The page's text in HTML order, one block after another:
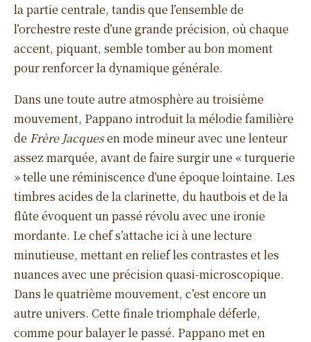
la partie centrale, tandis que l’ensemble de
l’orchestre reste d’une grande précision, où chaque
accent, piquant, semble tomber au bon moment
pour renforcer la dynamique générale.
Dans une toute autre atmosphère au troisième
mouvement, Pappano introduit la mélodie familière
de Frère Jacquesen mode mineur avec une lenteur
assez marquée, avant de faire surgir une « turquerie
» telle une réminiscence d’une époque lointaine. Les
timbres acides de la clarinette, du hautbois et de la
flûte évoquent un passé révolu avec une ironie
mordante. Le chef s’attache ici à une lecture
minutieuse, mettant en relief les contrastes et les
nuances avec une précision quasi-microscopique.
Dans le quatrième mouvement, c’est encore un
autre univers. Cette finale triomphale déferle,
comme pour balayer le passé. Pappano met en